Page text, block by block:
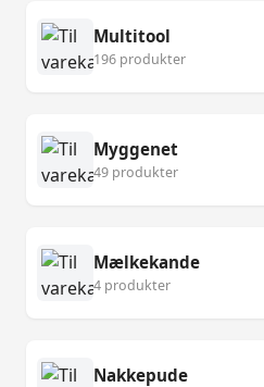
Multitool
196 produkter
Myggenet
49 produkter
Mælkekande
4 produkter
Nakkepude